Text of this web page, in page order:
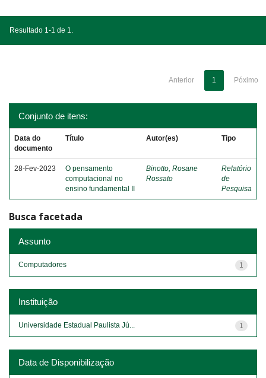
Resultado 1-1 de 1.
Anterior 1 Póximo
Conjunto de itens:
Data do
documento
Título Autor(es) Tipo
28-Fev-2023
O pensamento
computacional no
ensino fundamental II
Binotto, Rosane
Rossato
Relatório
de
Pesquisa
Busca facetada
Assunto
1
Computadores
Instituição
1
Universidade Estadual Paulista Jú...
Data de Disponibilização